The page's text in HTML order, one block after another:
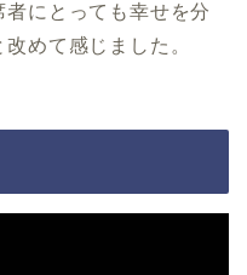
にとっても幸せを分
めて感じました。